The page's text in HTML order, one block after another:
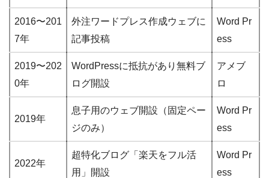
2016〜201
7年
外注ワードプレス作成ウェブに
記事投稿
Word Pr
ess
2019〜202
0年
WordPressに抵抗があり無料ブ
ログ開設
アメブ
ロ
2019年
息子用のウェブ開設（固定ペー
ジのみ）
Word Pr
ess
2022年
超特化ブログ「楽天をフル活
用」開設
Word Pr
ess